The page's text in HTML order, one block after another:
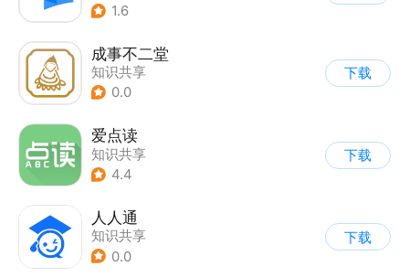
1.6
成事不二堂
知识共享
0.0
下载
爱点读
知识共享
4.4
下载
人人通
知识共享
0.0
下载